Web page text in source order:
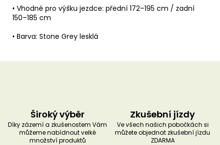
• Vhodné pro výšku jezdce: přední 172–195 cm / zadní
150–185 cm
• Barva: Stone Grey lesklá
Široký výběr
Díky zázemí a zkušenostem Vám
můžeme nabídnout velké
množství produktů
Zkušební jízdy
Ve všech našich pobočkách si
můžete objednat zkušební jízdu
ZDARMA